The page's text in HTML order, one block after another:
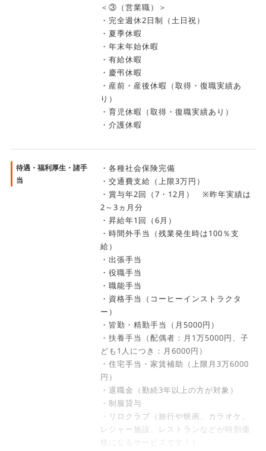
＜③（営業職）＞
・完全週休2日制（土日祝）
・夏季休暇
・年末年始休暇
・有給休暇
・慶弔休暇
・産前・産後休暇（取得・復職実績あ
り）
・育児休暇（取得・復職実績あり）
・介護休暇
待遇・福利厚生・諸手
当
・各種社会保険完備
・交通費支給（上限3万円）
・賞与年2回（7・12月） ※昨年実績は
2～3ヵ月分
・昇給年1回（6月）
・時間外手当（残業発生時は100％支
給）
・出張手当
・役職手当
・職能手当
・資格手当（コーヒーインストラクタ
ー）
・皆勤・精勤手当（月5000円）
・扶養手当（配偶者：月1万5000円、子
ども1人につき：月6000円）
・住宅手当・家賃補助（上限月3万6000
円）
・退職金（勤続3年以上の方が対象）
・制服貸与
・リロクラブ（旅行や映画、カラオケ、
レジャー施設、レストランなどが特別価
格になるサービスです！）